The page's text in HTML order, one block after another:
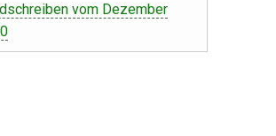
vom Dezember